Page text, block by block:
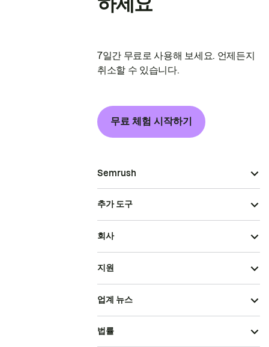
7일간 무료로 사용해 보세요. 언제든지
취소할 수 있습니다.
무료 체험 시작하기
Semrush
추가 도구
회사
지원
업계 뉴스
법률